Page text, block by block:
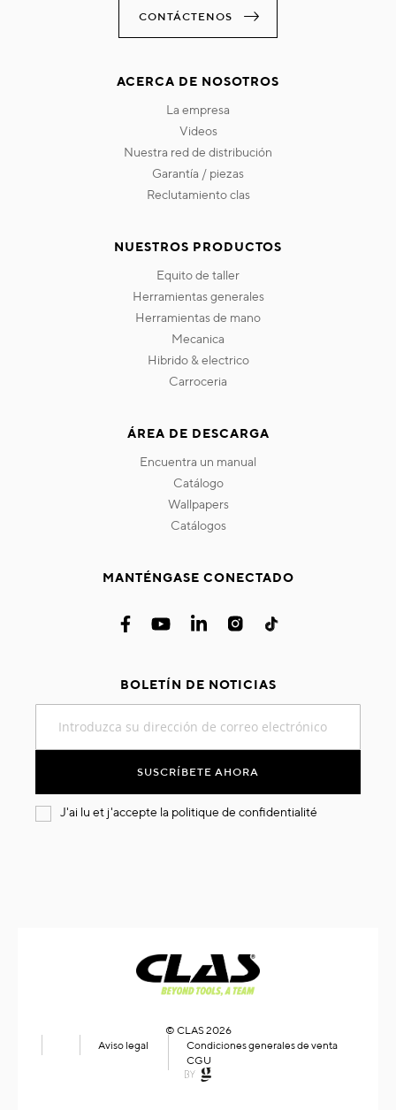
CONTÁCTENOS
ACERCA DE NOSOTROS
la empresa
videos
nuestra red de distribución
garantía / piezas
reclutamiento clas
NUESTROS PRODUCTOS
equito de taller
herramientas generales
herramientas de mano
mecanica
hibrido & electrico
carroceria
ÁREA DE DESCARGA
encuentra un manual
catálogo
wallpapers
catálogos
MANTÉNGASE CONECTADO
BOLETÍN DE NOTICIAS
nuestro
SUSCRÍBETE AHORA
J'ai lu et j'accepte la politique de confidentialité
© CLAS 2026
Aviso legal
Condiciones generales de venta
CGU